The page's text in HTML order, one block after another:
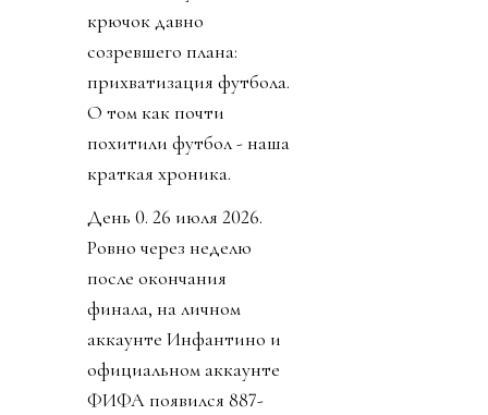
крючок давно
созревшего плана:
прихватизация футбола.
О том как почти
похитили футбол - наша
краткая хроника.
День 0. 26 июля 2026.
Ровно через неделю
после окончания
финала, на личном
аккаунте Инфантино и
официальном аккаунте
ФИФА появился 887-